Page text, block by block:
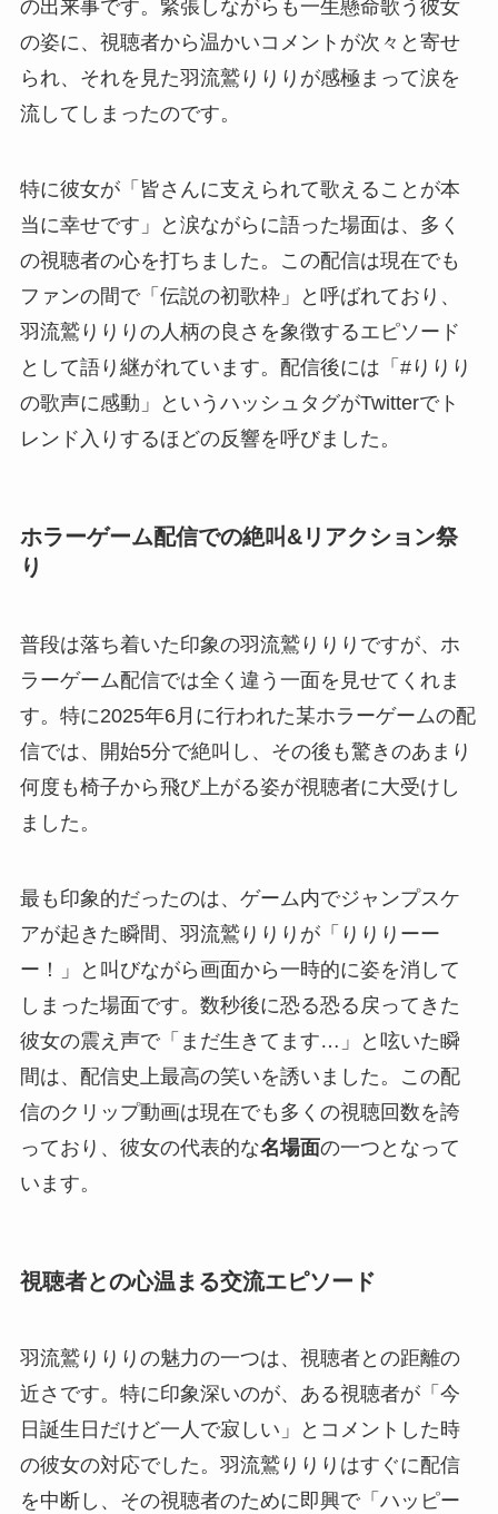
の出来事です。緊張しながらも一生懸命歌う彼女
の姿に、視聴者から温かいコメントが次々と寄せ
られ、それを見た羽流鷲りりりが感極まって涙を
流してしまったのです。
特に彼女が「皆さんに支えられて歌えることが本
当に幸せです」と涙ながらに語った場面は、多く
の視聴者の心を打ちました。この配信は現在でも
ファンの間で「伝説の初歌枠」と呼ばれており、
羽流鷲りりりの人柄の良さを象徴するエピソード
として語り継がれています。配信後には「#りりり
の歌声に感動」というハッシュタグがTwitterでト
レンド入りするほどの反響を呼びました。
ホラーゲーム配信での絶叫&リアクション祭
り
普段は落ち着いた印象の羽流鷲りりりですが、ホ
ラーゲーム配信では全く違う一面を見せてくれま
す。特に2025年6月に行われた某ホラーゲームの配
信では、開始5分で絶叫し、その後も驚きのあまり
何度も椅子から飛び上がる姿が視聴者に大受けし
ました。
最も印象的だったのは、ゲーム内でジャンプスケ
アが起きた瞬間、羽流鷲りりりが「りりりーー
ー！」と叫びながら画面から一時的に姿を消して
しまった場面です。数秒後に恐る恐る戻ってきた
彼女の震え声で「まだ生きてます…」と呟いた瞬
間は、配信史上最高の笑いを誘いました。この配
信のクリップ動画は現在でも多くの視聴回数を誇
っており、彼女の代表的な名場面の一つとなって
います。
視聴者との心温まる交流エピソード
羽流鷲りりりの魅力の一つは、視聴者との距離の
近さです。特に印象深いのが、ある視聴者が「今
日誕生日だけど一人で寂しい」とコメントした時
の彼女の対応でした。羽流鷲りりりはすぐに配信
を中断し、その視聴者のために即興で「ハッピー